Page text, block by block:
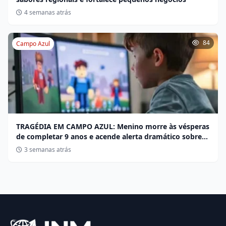
4 semanas atrás
Campo Azul 84
TRAGÉDIA EM CAMPO AZUL: Menino morre às vésperas
de completar 9 anos e acende alerta dramático sobre
desafios no Roblox
3 semanas atrás